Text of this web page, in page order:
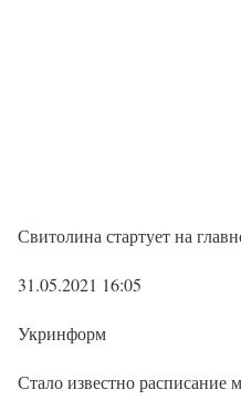
Свитолина стартует на
31.05.2021 16:05
Укринформ
Стало известно расписание